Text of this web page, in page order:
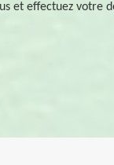
et effectuez votre